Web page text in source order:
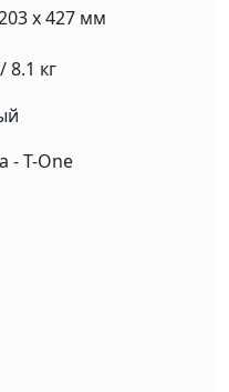
х 427 мм
8.1 кг
- T-One